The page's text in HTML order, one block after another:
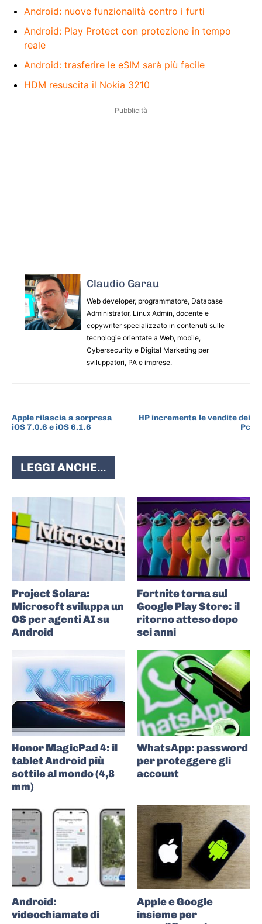
Android: nuove funzionalità contro i furti
Android: Play Protect con protezione in tempo
reale
Android: trasferire le eSIM sarà più facile
HDM resuscita il Nokia 3210
Pubblicità
Claudio Garau
Web developer, programmatore, Database
Administrator, Linux Admin, docente e
copywriter specializzato in contenuti sulle
tecnologie orientate a Web, mobile,
Cybersecurity e Digital Marketing per
sviluppatori, PA e imprese.
Apple rilascia a sorpresa
iOS 7.0.6 e iOS 6.1.6
HP incrementa le vendite dei
Pc
LEGGI ANCHE...
Project Solara:
Microsoft sviluppa un
OS per agenti AI su
Android
Fortnite torna sul
Google Play Store: il
ritorno atteso dopo
sei anni
Honor MagicPad 4: il
tablet Android più
sottile al mondo (4,8
mm)
WhatsApp: password
per proteggere gli
account
Android:
videochiamate di
Apple e Google
insieme per